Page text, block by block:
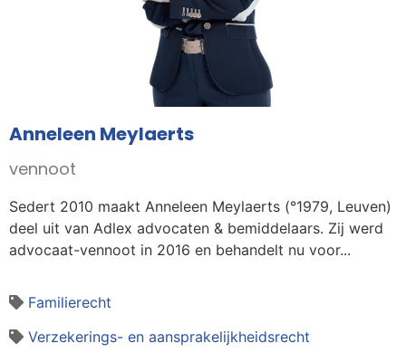
Anneleen Meylaerts
vennoot
Sedert 2010 maakt Anneleen Meylaerts (°1979, Leuven)
deel uit van Adlex advocaten & bemiddelaars. Zij werd
advocaat-vennoot in 2016 en behandelt nu voor...
Familierecht
Verzekerings- en aansprakelijkheidsrecht